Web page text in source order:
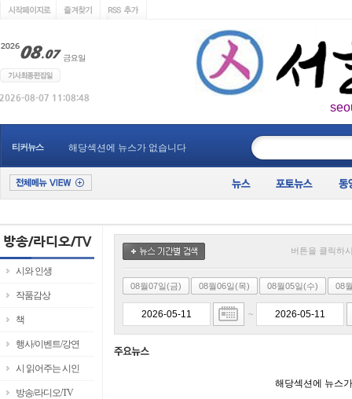
티커뉴스 해당섹션에 뉴스가 없습니다
시와 인생
작품감상
책
행사/이벤트/강연
시 읽어주는 시인
방송/라디오/TV
버튼을 클릭하
08월07일(금) 08월06일(목) 08월05일(수) 08
~
해당섹션에 뉴스